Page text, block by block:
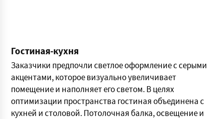
Гостиная-кухня
Заказчики предпочли светлое оформление с серыми
акцентами, которое визуально увеличивает
помещение и наполняет его светом. В целях
оптимизации пространства гостиная объединена с
кухней и столовой. Потолочная балка, освещение и